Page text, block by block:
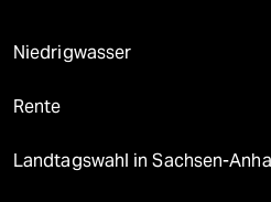
Niedrigwasser
Rente
Landtagswahl in Sachsen-